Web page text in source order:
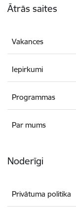
Ātrās saites
Vakances
Iepirkumi
Programmas
Par mums
Noderīgi
Privātuma politika